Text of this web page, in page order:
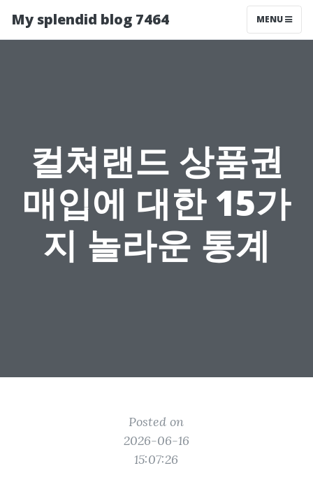
My splendid blog 7464 MENU
컬쳐랜드 상품권
매입에 대한 15가
지 놀라운 통계
Posted on
2026-06-16
15:07:26